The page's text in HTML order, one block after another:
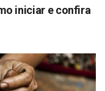
iniciar e confira